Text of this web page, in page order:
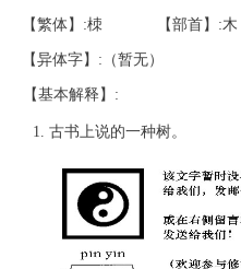
【繁体】:栜 【部首】:木
【异体字】:（暂无）
【基本解释】:
古书上说的一种树。